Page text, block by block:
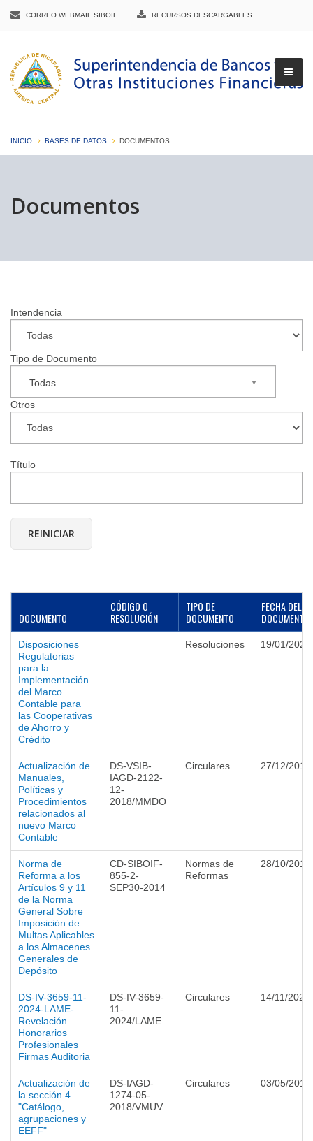
CORREO WEBMAIL SIBOIF RECURSOS DESCARGABLES
INICIO BASES DE DATOS DOCUMENTOS
Documentos
Intendencia
Tipo de Documento
Todas
Otros
Título
DOCUMENTO
CÓDIGO O
RESOLUCIÓN
TIPO DE
DOCUMENTO
FECHA DEL
DOCUMENTO
Disposiciones
Regulatorias
para la
Implementación
del Marco
Contable para
las Cooperativas
de Ahorro y
Crédito
Resoluciones 19/01/2026
Actualización de
Manuales,
Políticas y
Procedimientos
relacionados al
nuevo Marco
Contable
DS-VSIB-
IAGD-2122-
12-
2018/MMDO
Circulares 27/12/2018
Norma de
Reforma a los
Artículos 9 y 11
de la Norma
General Sobre
Imposición de
Multas Aplicables
a los Almacenes
Generales de
Depósito
CD-SIBOIF-
855-2-
SEP30-2014
Normas de
Reformas
28/10/2014
DS-IV-3659-11-
2024-LAME-
Revelación
Honorarios
Profesionales
Firmas Auditoria
DS-IV-3659-
11-
2024/LAME
Circulares 14/11/2024
Actualización de
la sección 4
"Catálogo,
agrupaciones y
EEFF"
DS-IAGD-
1274-05-
2018/VMUV
Circulares 03/05/2018